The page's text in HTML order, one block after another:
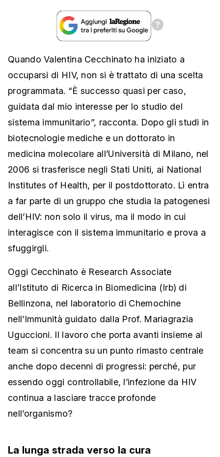
Quando Valentina Cecchinato ha iniziato a
occuparsi di HIV, non si è trattato di una scelta
programmata. “È successo quasi per caso,
guidata dal mio interesse per lo studio del
sistema immunitario”, racconta. Dopo gli studi in
biotecnologie mediche e un dottorato in
medicina molecolare all’Università di Milano, nel
2006 si trasferisce negli Stati Uniti, ai National
Institutes of Health, per il postdottorato. Lì entra
a far parte di un gruppo che studia la patogenesi
dell’HIV: non solo il virus, ma il modo in cui
interagisce con il sistema immunitario e prova a
sfuggirgli.
Oggi Cecchinato è Research Associate
all’Istituto di Ricerca in Biomedicina (Irb) di
Bellinzona, nel laboratorio di Chemochine
nell’Immunità guidato dalla Prof. Mariagrazia
Uguccioni. Il lavoro che porta avanti insieme al
team si concentra su un punto rimasto centrale
anche dopo decenni di progressi: perché, pur
essendo oggi controllabile, l’infezione da HIV
continua a lasciare tracce profonde
nell’organismo?
La lunga strada verso la cura